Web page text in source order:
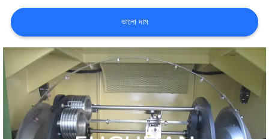
আমাদের
সাথে
যোগাযোগ
খবর
মামলা
ভালো দাম